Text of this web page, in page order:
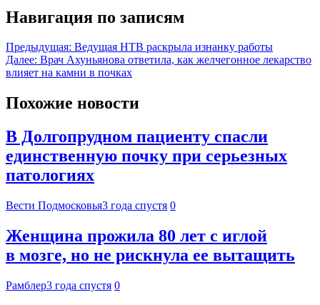
Навигация по записям
Предыдущая: Ведущая НТВ раскрыла изнанку работы
Далее: Врач Ахуньянова ответила, как желчегонное лекарство
влияет на камни в почках
Похожие новости
В Долгопрудном пациенту спасли
единственную почку при серьезных
патологиях
Вести Подмосковья3 года спустя 0
Женщина прожила 80 лет с иглой
в мозге, но не рискнула ее вытащить
Рамблер3 года спустя 0